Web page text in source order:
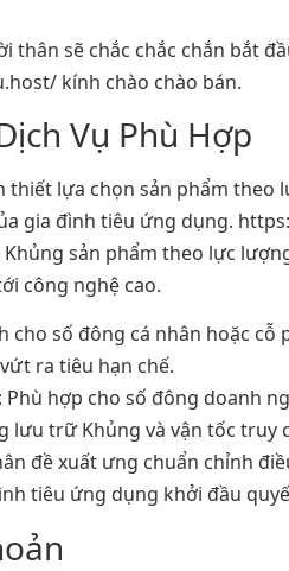
thân sẽ chắc chắc chắn bắt
kính chào chào bán.
Vụ Phù Hợp
thiết lựa chọn sản phẩm theo
gia đình tiêu ứng dụng.
sản phẩm theo lực
công nghệ cao.
cho số đông cá nhân hoặc cỗ
ra tiêu hạn chế.
: Phù hợp cho số đông doanh
lưu trữ Khủng và vận tốc truy
đề xuất ưng chuẩn chỉnh
tiêu ứng dụng khởi đầu